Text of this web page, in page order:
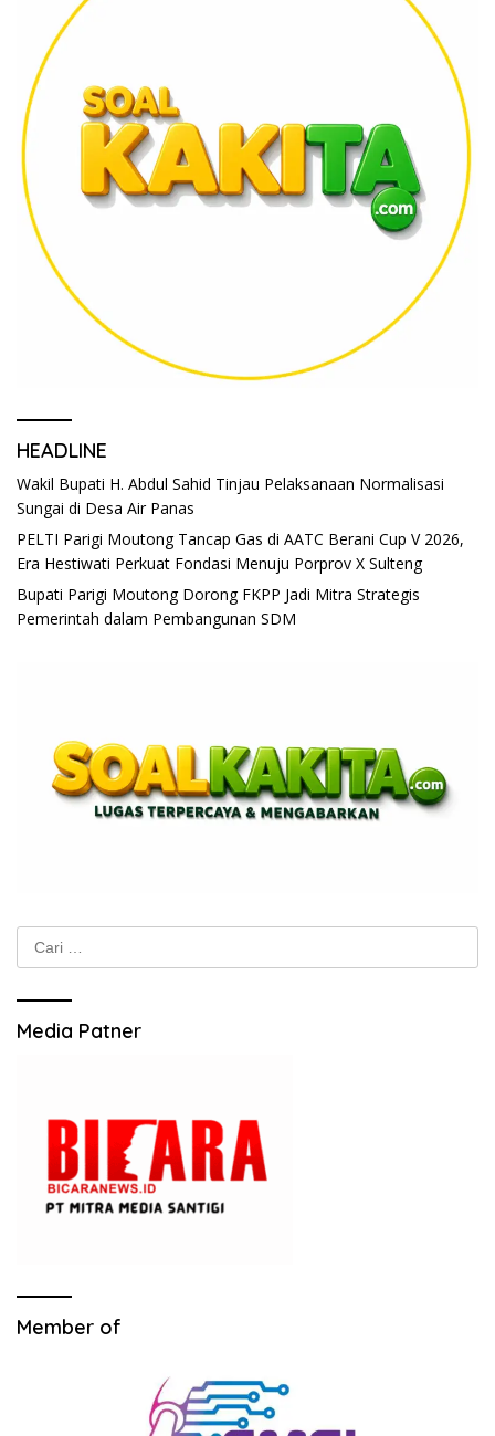
HEADLINE
Wakil Bupati H. Abdul Sahid Tinjau Pelaksanaan Normalisasi
Sungai di Desa Air Panas
PELTI Parigi Moutong Tancap Gas di AATC Berani Cup V 2026,
Era Hestiwati Perkuat Fondasi Menuju Porprov X Sulteng
Bupati Parigi Moutong Dorong FKPP Jadi Mitra Strategis
Pemerintah dalam Pembangunan SDM
Media Patner
Member of